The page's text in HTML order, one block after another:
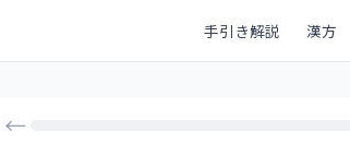
手引き解説 漢方
←